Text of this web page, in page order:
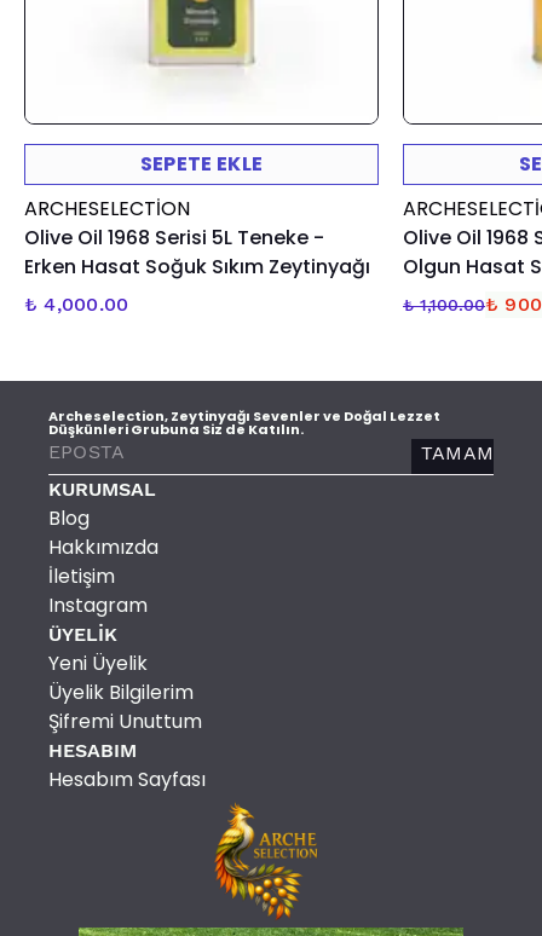
SEPETE EKLE
ARCHESELECTION
Olive Oil 1968 Serisi 5L Teneke -
Erken Hasat Soğuk Sıkım Zeytinyağı
₺ 4,000.00
Olive Oil 1968
Olgun Hasat
₺ 1,100.00₺
KURUMSAL
Blog
Hakkımızda
İletişim
Instagram
ÜYELİK
Yeni Üyelik
Üyelik Bilgilerim
Şifremi Unuttum
HESABIM
Hesabım Sayfası
Archeselection, Zeytinyağı Sevenler ve Doğal Lezzet
Düşkünleri Grubuna Siz de Katılın.
TAMAM